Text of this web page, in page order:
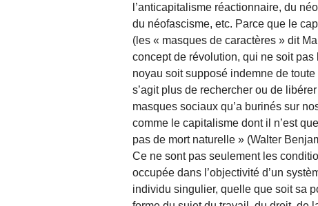
l’anticapitalisme réactionnaire, du
du néofascisme, etc. Parce que le
(les « masques de caractères » dit
concept de révolution, qui ne soit pas
noyau soit supposé indemne de
s’agit plus de rechercher ou de
masques sociaux qu’a burinés sur
comme le capitalisme dont il n’est
pas de mort naturelle » (Walter
Ce ne sont pas seulement les
occupée dans l’objectivité d’un
individu singulier, quelle que soit sa